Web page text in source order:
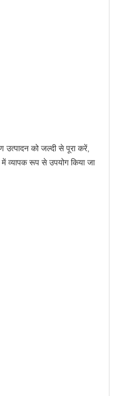
को जल्दी से पूरा करें,
व्यापक रूप से उपयोग किया जा